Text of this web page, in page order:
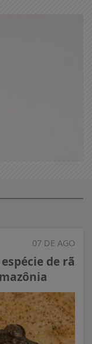
07 DE AGO
de rã